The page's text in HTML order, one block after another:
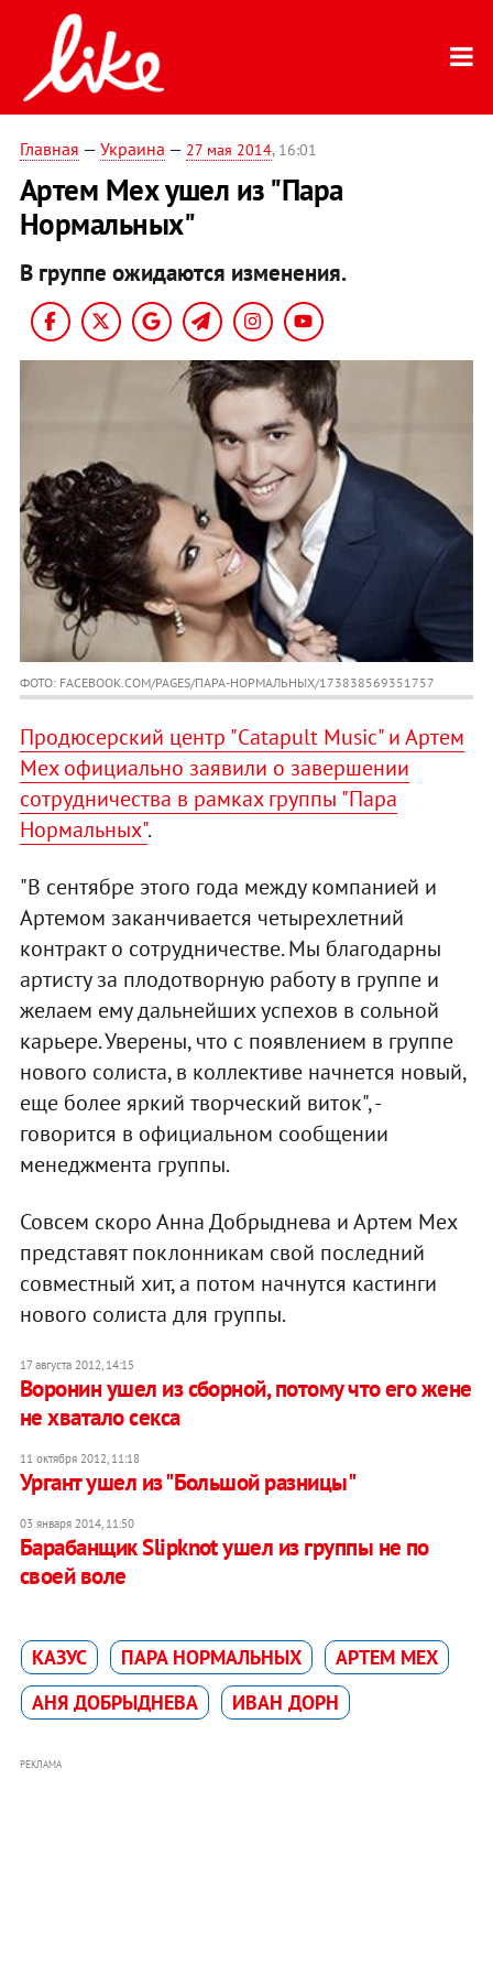
Главная — Украина — 27 мая 2014, 16:01
Артем Мех ушел из "Пара
Нормальных"
В группе ожидаются изменения.
ФОТО: FACEBOOK.COM/PAGES/ПАРА-НОРМАЛЬНЫХ/173838569351757
Продюсерский центр "Catapult Music" и Артем
Мех официально заявили о завершении
сотрудничества в рамках группы "Пара
Нормальных".
"В сентябре этого года между компанией и
Артемом заканчивается четырехлетний
контракт о сотрудничестве. Мы благодарны
артисту за плодотворную работу в группе и
желаем ему дальнейших успехов в сольной
карьере. Уверены, что с появлением в группе
нового солиста, в коллективе начнется новый,
еще более яркий творческий виток", -
говорится в официальном сообщении
менеджмента группы.
Совсем скоро Анна Добрыднева и Артем Мех
представят поклонникам свой последний
совместный хит, а потом начнутся кастинги
нового солиста для группы.
17 августа 2012, 14:15
Воронин ушел из сборной, потому что его жене
не хватало секса
11 октября 2012, 11:18
Ургант ушел из "Большой разницы"
03 января 2014, 11:50
Барабанщик Slipknot ушел из группы не по
своей воле
КАЗУС ПАРА НОРМАЛЬНЫХ
АРТЕМ МЕХ
АНЯ ДОБРЫДНЕВА
ИВАН ДОРН
РЕКЛАМА